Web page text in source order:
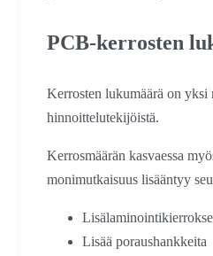
PCB-kerrosten
Kerrosten lukumäärä on yksi
hinnoittelutekijöistä.
Kerrosmäärän kasvaessa
monimutkaisuus lisääntyy
Lisää poraushankkeita